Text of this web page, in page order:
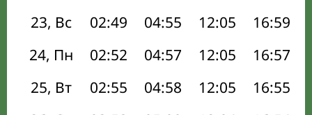
23, Вс
02:49 04:55 12:05 16:59
24, Пн
02:52 04:57 12:05 16:57
25, Вт
02:55 04:58 12:05 16:55